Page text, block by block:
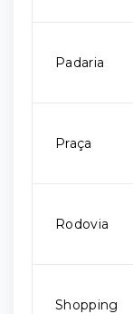
Padaria
Praça
Rodovia
Shopping